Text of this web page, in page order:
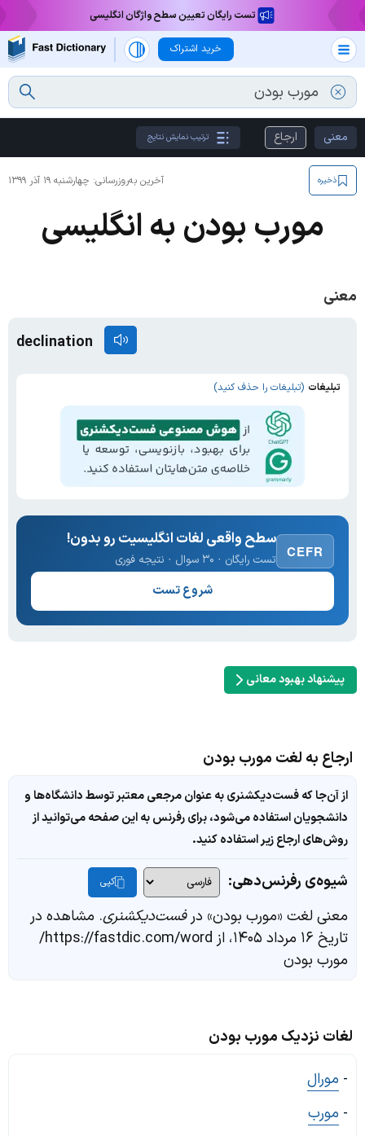
تست رایگان تعیین سطح واژگان انگلیسی
خرید اشتراک
معنی ارجاع ترتیب نمایش نتایج
آخرین به‌روزرسانی: چهارشنبه ۱۹ آذر ۱۳۹۹ ذخیره
مورب بودن به انگلیسی
معنی
declination
تبلیغات (تبلیغات را حذف کنید)
CEFR
سطح واقعی لغات انگلیسیت رو بدون!
تست رایگان · ۳۰ سوال · نتیجه فوری
شروع تست
پیشنهاد بهبود معانی
ارجاع به لغت مورب بودن
از آن‌جا که فست‌دیکشنری به عنوان مرجعی معتبر توسط دانشگاه‌ها و
دانشجویان استفاده می‌شود، برای رفرنس به این صفحه می‌توانید از
روش‌های ارجاع زیر استفاده کنید.
شیوه‌ی رفرنس‌دهی: کپی
معنی لغت «مورب بودن» درفست‌دیکشنری. مشاهده در
تاریخ ۱۶ مرداد ۱۴۰۵، از https://fastdic.com/word/
مورب بودن
لغات نزدیک مورب بودن
- مورال
- مورب